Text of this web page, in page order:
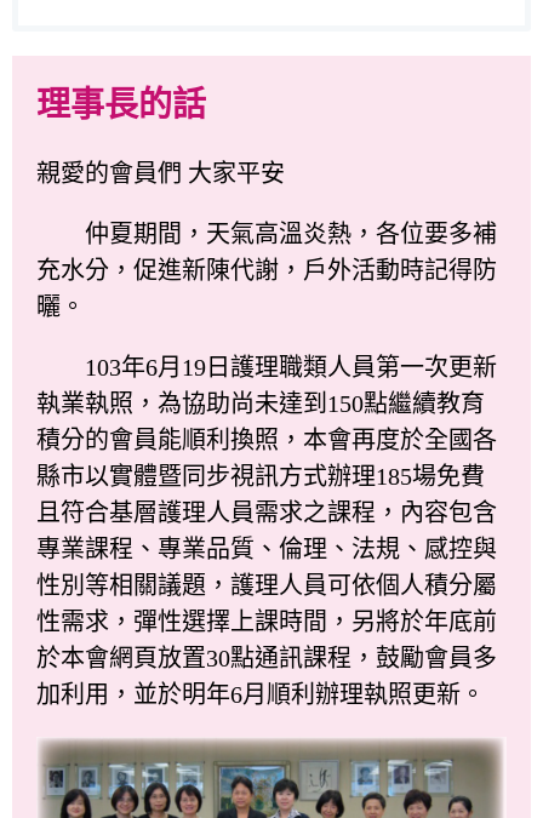
理事長的話
親愛的會員們 大家平安
仲夏期間，天氣高溫炎熱，各位要多補
充水分，促進新陳代謝，戶外活動時記得防
曬。
103年6月19日護理職類人員第一次更新
執業執照，為協助尚未達到150點繼續教育
積分的會員能順利換照，本會再度於全國各
縣市以實體暨同步視訊方式辦理185場免費
且符合基層護理人員需求之課程，內容包含
專業課程、專業品質、倫理、法規、感控與
性別等相關議題，護理人員可依個人積分屬
性需求，彈性選擇上課時間，另將於年底前
於本會網頁放置30點通訊課程，鼓勵會員多
加利用，並於明年6月順利辦理執照更新。